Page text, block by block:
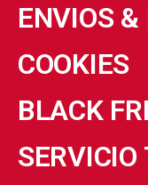
ENVIOS &
COOKIES
BLACK
SERVICIO